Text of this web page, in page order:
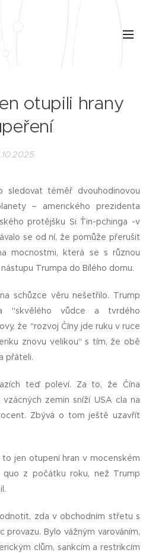
otupili hrany
téměř dvouhodinovou
– amerického prezidenta
protějšku Si Ťin-pchinga -v
se od ní, že pomůže přerušit
mocnostmi, která se s různou
Trumpa do Bílého domu.
schůzce věru nešetřilo. Trump
"skvělého vůdce a tvrdého
že "rozvoj Číny jde ruku v ruce
znovu velikou" s tím, že obě
přáteli.
teď poleví. Za to, že Čína
zemin sníží USA cla na
Zbývá o tom ještě uzavřít
jen otupení hran v mocenském
quo z počátku roku, než Trump
zda v obchodním střetu s
provazu. Bylo vážným varováním,
clům, sankcím a restrikcím